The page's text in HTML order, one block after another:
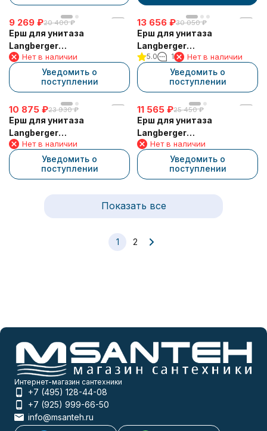
9 269 ₽20 400 ₽
Ерш для унитаза
Langberger
хромированный
квадратный напольный
малый 11327A
Нет в наличии
Уведомить о
поступлении
13 656 ₽30 050 ₽
Ерш для унитаза
Langberger
хромированный
квадратный напольный
малый 11371A
5.0 1 Нет в наличии
Уведомить о
поступлении
10 875 ₽23 930 ₽
Ерш для унитаза
Langberger
хромированный
напольный 28027C
Нет в наличии
Уведомить о
поступлении
11 565 ₽25 450 ₽
Ерш для унитаза
Langberger
хромированный
напольный 70671
Нет в наличии
Уведомить о
поступлении
Показать все
1 2
Интернет-магазин сантехники
+7 (495) 128-44-08
+7 (925) 999-66-50
info@msanteh.ru